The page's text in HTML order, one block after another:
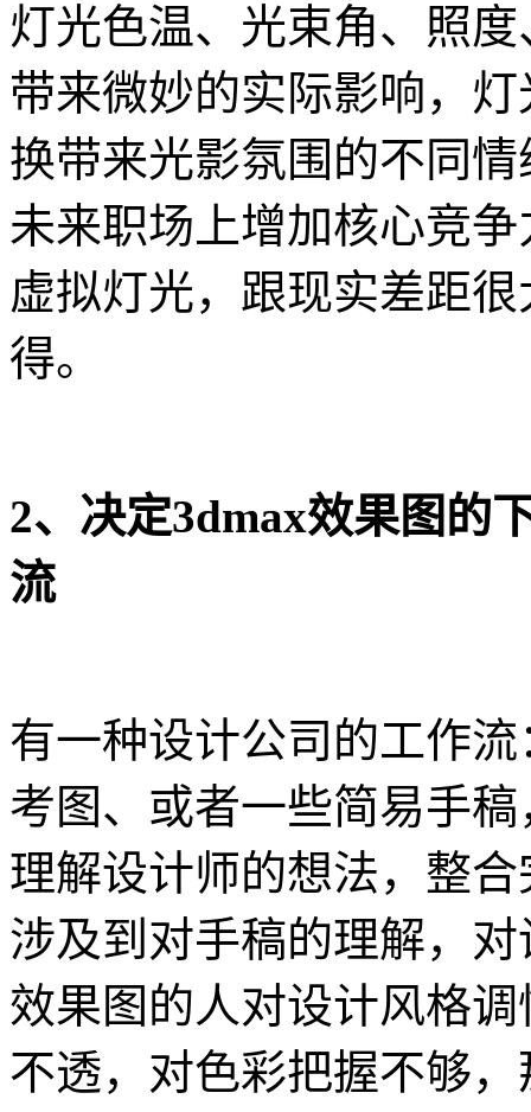
灯光色温、光束角、照
带来微妙的实际影响，
换带来光影氛围的不同
未来职场上增加核心竞
虚拟灯光，跟现实差距
得。
2、决定3dmax效果图的
流
有一种设计公司的工作
考图、或者一些简易手
理解设计师的想法，整
涉及到对手稿的理解，
效果图的人对设计风格
不透，对色彩把握不够